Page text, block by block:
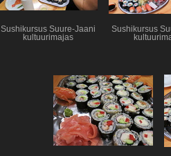
Sushikursus Suure-Jaani
kultuurimajas
Sushikursus